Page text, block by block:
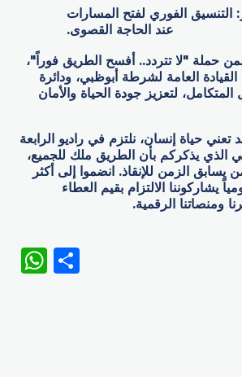
التنسيق الفوري لفتح المسارات
عند الحاجة القصوى.
حملة "لا تتردد.. أفسح الطريق فوراً"،
القيادة العامة لشرطة أبوظبي، ودائرة
لتعزيز جودة الحياة والأمان
تعني حياة إنسان، نلتزم في راديو الرابعة
يذكركم بأن الطريق ملك للجميع،
يسابق الزمن للإنقاذ. انضموا إلى أكثر
يشاركوننا الالتزام بقيم العطاء
ومنصاتنا الرقمية.
WhatsApp